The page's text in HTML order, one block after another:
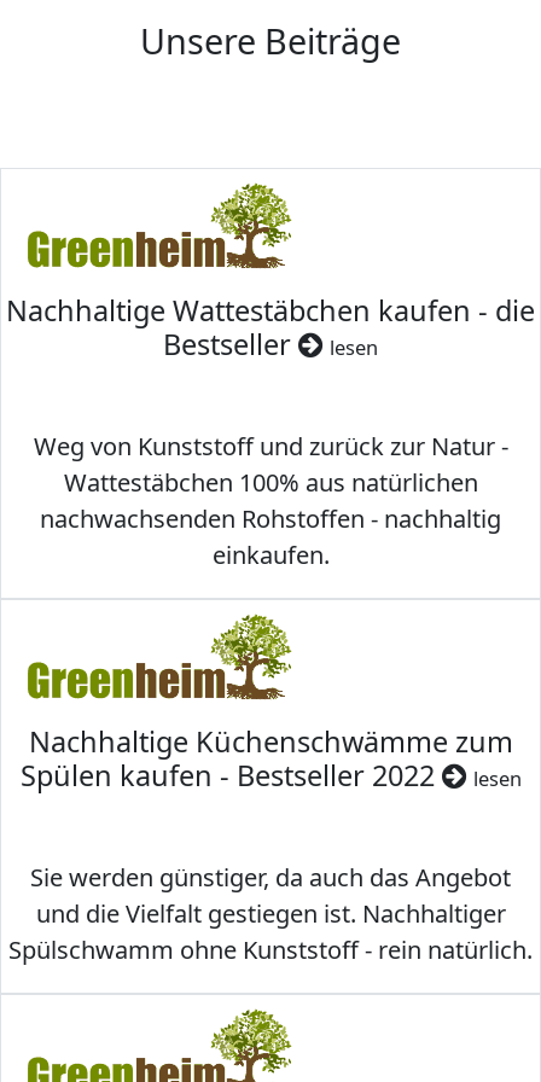
Unsere Beiträge
Nachhaltige Wattestäbchen kaufen - die
Bestseller
lesen
Weg von Kunststoff und zurück zur Natur -
Wattestäbchen 100% aus natürlichen
nachwachsenden Rohstoffen - nachhaltig
einkaufen.
Nachhaltige Küchenschwämme zum
Spülen kaufen - Bestseller 2022
lesen
Sie werden günstiger, da auch das Angebot
und die Vielfalt gestiegen ist. Nachhaltiger
Spülschwamm ohne Kunststoff - rein natürlich.